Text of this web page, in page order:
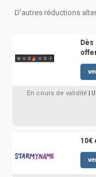
D'autres réductions
En cours de validité |
10€